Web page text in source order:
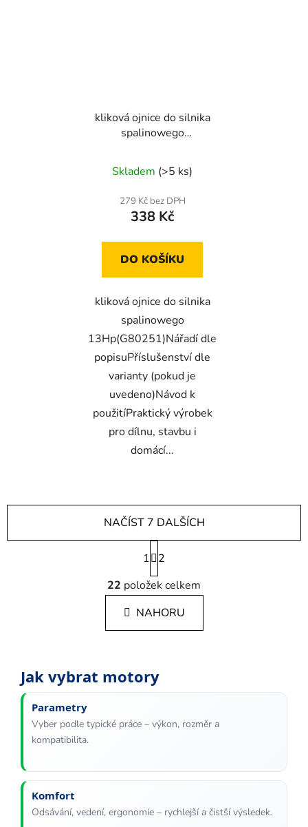
kliková ojnice do silnika
spalinowego
Skladem (>5 ks)
279 Kč bez DPH
338 Kč
DO KOŠÍKU
kliková ojnice do silnika
spalinowego
13Hp(G80251)Nářadí dle
popisuPříslušenství dle
varianty (pokud je
uvedeno)Návod k
použitíPraktický výrobek
pro dílnu, stavbu i
domácí...
O
v
l
á
d
í
v
i
NAČÍST 7 DALŠÍCH
S
t
r
á
n
k
í
1
2
22 položek celkem
NAHORU
Jak vybrat motory
Parametry
Vyber podle typické práce – výkon, rozměr a
kompatibilita.
Komfort
Odsávání, vedení, ergonomie – rychlejší a čistší výsledek.